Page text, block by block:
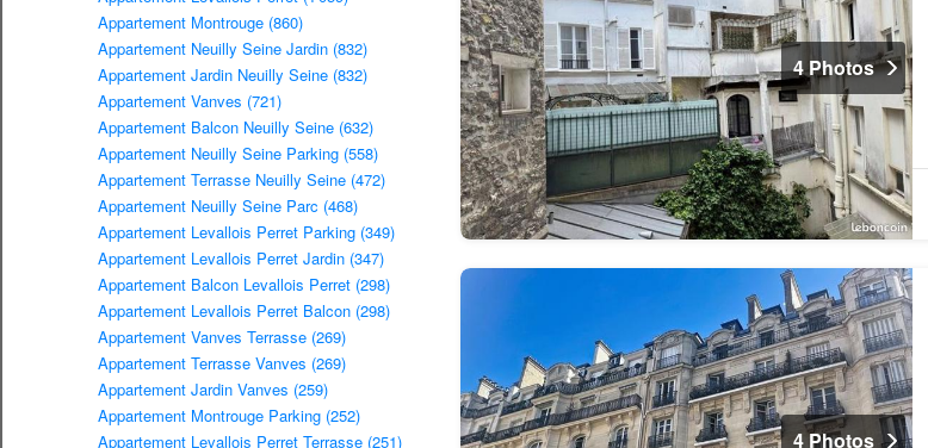
Appartement Montrouge (860)
Appartement Neuilly Seine Jardin (832)
Appartement Jardin Neuilly Seine (832)
Appartement Vanves (721)
Appartement Balcon Neuilly Seine (632)
Appartement Neuilly Seine Parking (558)
Appartement Terrasse Neuilly Seine (472)
Appartement Neuilly Seine Parc (468)
Appartement Levallois Perret Parking (349)
Appartement Levallois Perret Jardin (347)
Appartement Balcon Levallois Perret (298)
Appartement Levallois Perret Balcon (298)
Appartement Vanves Terrasse (269)
Appartement Terrasse Vanves (269)
Appartement Jardin Vanves (259)
Appartement Montrouge Parking (252)
Appartement Levallois Perret Terrasse (251)
4 Photos
4 Photos